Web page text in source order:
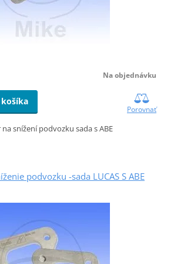
Na objednávku
košíka
Porovnať
snížení podvozku sada s ABE
podvozku -sada LUCAS S ABE